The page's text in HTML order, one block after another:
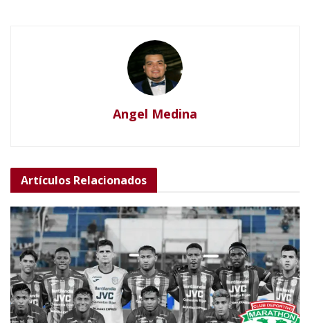
Angel Medina
Artículos Relacionados